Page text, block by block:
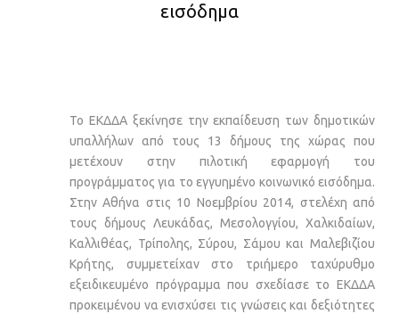
εισόδημα
Το ΕΚΔΔΑ ξεκίνησε την εκπαίδευση των δημοτικών
υπαλλήλων από τους 13 δήμους της χώρας που
μετέχουν στην πιλοτική εφαρμογή του
προγράμματος για το εγγυημένο κοινωνικό εισόδημα.
Στην Αθήνα στις 10 Νοεμβρίου 2014, στελέχη από
τους δήμους Λευκάδας, Μεσολογγίου, Χαλκιδαίων,
Καλλιθέας, Τρίπολης, Σύρου, Σάμου και Μαλεβιζίου
Κρήτης, συμμετείχαν στο τριήμερο ταχύρυθμο
εξειδικευμένο πρόγραμμα που σχεδίασε το ΕΚΔΔΑ
προκειμένου να ενισχύσει τις γνώσεις και δεξιότητες